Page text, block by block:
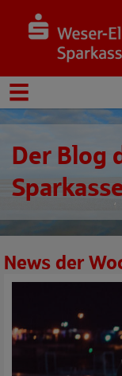
Der Blog
News der